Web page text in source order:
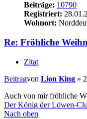
Beiträge: 10790
Registriert:
Wohnort:
Re: Fröhliche
Zitat
Beitragvon Lion King »
Auch von mir fröhliche
Der König der Löwen-
Nach oben